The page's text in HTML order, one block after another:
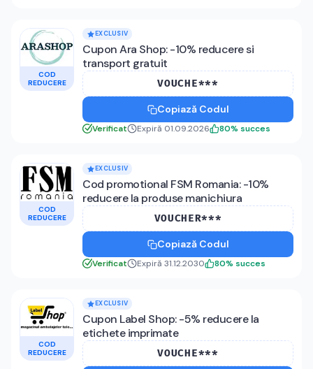
COD
REDUCERE
EXCLUSIV
Cupon Ara Shop: -10% reducere si
transport gratuit
VOUCHE***
Copiază Codul
Verificat Expiră 01.09.2026 80% succes
COD
REDUCERE
EXCLUSIV
Cod promotional FSM Romania: -10%
reducere la produse manichiura
VOUCHER***
Copiază Codul
Verificat Expiră 31.12.2030 80% succes
COD
REDUCERE
EXCLUSIV
Cupon Label Shop: -5% reducere la
etichete imprimate
VOUCHE***